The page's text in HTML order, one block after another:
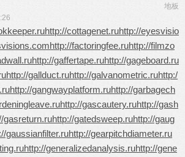
地板
http://cottagenet.ruhttp://eyesvisio
http://factoringfee.ruhttp://filmzo
http://gaffertape.ruhttp://gageboard.ru
http://gallduct.ruhttp://galvanometric.ruhttp:/
http://gangwayplatform.ruhttp://garbagech
http://gascautery.ruhttp://gash
gasreturn.ruhttp://gatedsweep.ruhttp://gaug
gaussianfilter.ruhttp://gearpitchdiameter.ru
http://generalizedanalysis.ruhttp://gene